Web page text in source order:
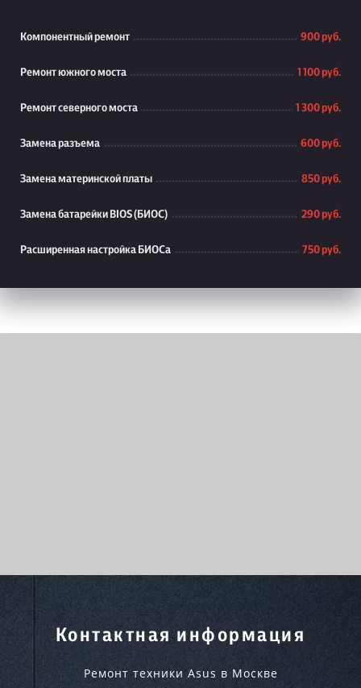
Компонентный ремонт 900 руб.
Ремонт южного моста 1 100 руб.
Ремонт северного моста 1 300 руб.
Замена разъема 600 руб.
Замена материнской платы 850 руб.
Замена батарейки BIOS (БИОС) 290 руб.
Расширенная настройка БИОСа 750 руб.
Контактная информация
Ремонт техники Asus в Москве